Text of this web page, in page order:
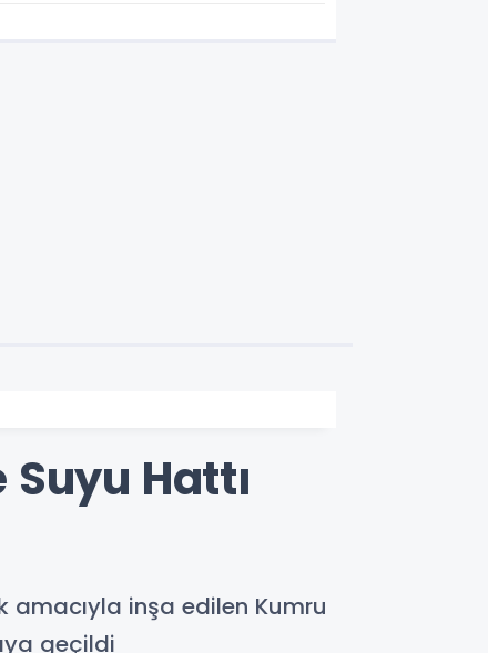
Hattı
amacıyla inşa edilen Kumru
geçildi